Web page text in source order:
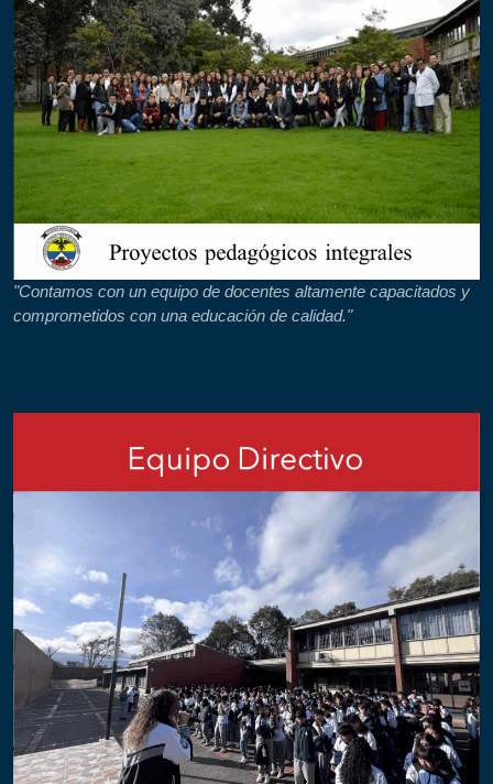
"Contamos con un equipo de docentes altamente capacitados y
comprometidos con una educación de calidad."